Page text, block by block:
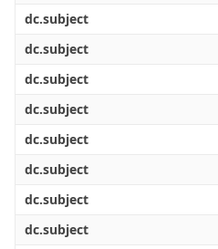
dc.subject
dc.subject
dc.subject
dc.subject
dc.subject
dc.subject
dc.subject
dc.subject